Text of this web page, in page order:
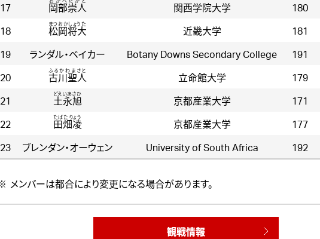
17 岡部崇人
おかべたかと
関西学院大学 180
18 松岡将大
まつおかしょうた
近畿大学 181
19 ランダル・ベイカー Botany Downs Secondary College 191
20 古川聖人
ふるかわまさと
立命館大学 179
21 土永旭
どえいあさひ
京都産業大学 171
22 田畑凌
たばたりょう
京都産業大学 177
23 ブレンダン・オーウェン University of South Africa 192
メンバーは都合により変更になる場合があります。
観戦情報